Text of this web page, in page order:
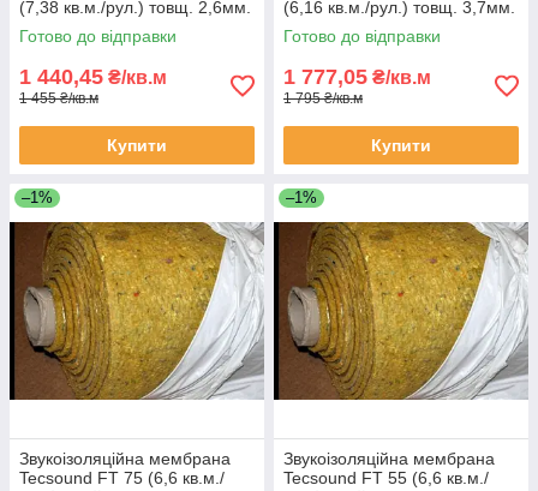
(7,38 кв.м./рул.) товщ. 2,6мм.
Готово до відправки
1 440,45 ₴/кв.м
1 455 ₴/кв.м
Купити
(6,16 кв.м./рул.) товщ. 3,7мм.
Готово до відправки
1 777,05 ₴/кв.м
1 795 ₴/кв.м
Купити
–1%
Звукоізоляційна мембрана
Tecsound FT 75 (6,6 кв.м./
–1%
Звукоізоляційна мембрана
Tecsound FT 55 (6,6 кв.м./